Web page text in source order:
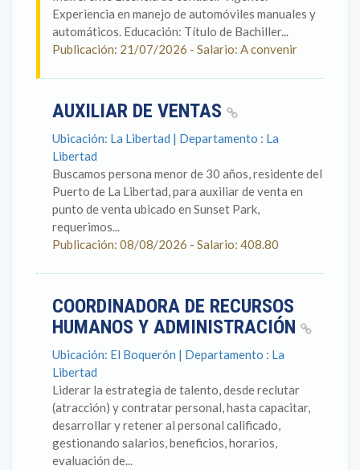
Experiencia en manejo de automóviles manuales y
automáticos. Educación: Título de Bachiller...
Publicación: 21/07/2026 - Salario: A convenir
AUXILIAR DE VENTAS
Ubicación: La Libertad | Departamento : La
Libertad
Buscamos persona menor de 30 años, residente del
Puerto de La Libertad, para auxiliar de venta en
punto de venta ubicado en Sunset Park,
requerimos...
Publicación: 08/08/2026 - Salario: 408.80
COORDINADORA DE RECURSOS
HUMANOS Y ADMINISTRACIÓN
Ubicación: El Boquerón | Departamento : La
Libertad
Liderar la estrategia de talento, desde reclutar
(atracción) y contratar personal, hasta capacitar,
desarrollar y retener al personal calificado,
gestionando salarios, beneficios, horarios,
evaluación de...